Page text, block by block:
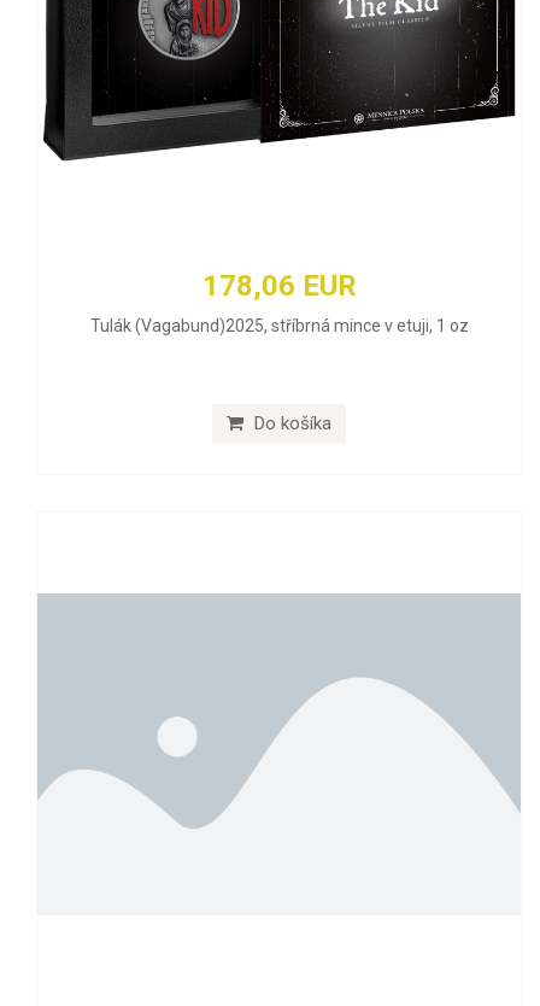
178,06 EUR
Tulák (Vagabund)2025, stříbrná mince v etuji, 1 oz
Do košíka